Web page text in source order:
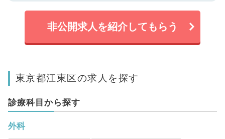
非公開求人を紹介してもらう
東京都江東区の求人を探す
診療科目から探す
外科